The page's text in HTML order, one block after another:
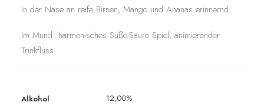
In der Nase an reife Birnen, Mango und Ananas erinnernd.
Im Mund: harmonisches Süße-Säure Spiel, animierender
Trinkfluss.
Alkohol
12,00%